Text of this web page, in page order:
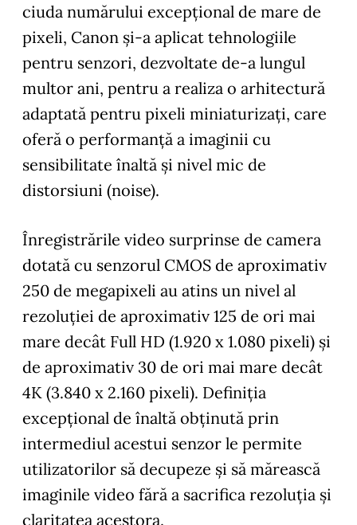
ciuda numărului excepțional de mare de
pixeli, Canon și-a aplicat tehnologiile
pentru senzori, dezvoltate de-a lungul
multor ani, pentru a realiza o arhitectură
adaptată pentru pixeli miniaturizați, care
oferă o performanță a imaginii cu
sensibilitate înaltă și nivel mic de
distorsiuni (noise).
Înregistrările video surprinse de camera
dotată cu senzorul CMOS de aproximativ
250 de megapixeli au atins un nivel al
rezoluției de aproximativ 125 de ori mai
mare decât Full HD (1.920 x 1.080 pixeli) și
de aproximativ 30 de ori mai mare decât
4K (3.840 x 2.160 pixeli). Definiția
excepțional de înaltă obținută prin
intermediul acestui senzor le permite
utilizatorilor să decupeze și să mărească
imaginile video fără a sacrifica rezoluția și
claritatea acestora.